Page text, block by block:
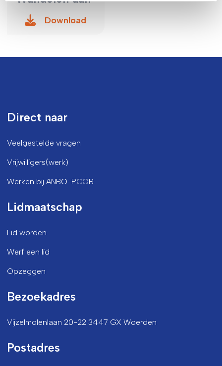
Download
Direct naar
Veelgestelde vragen
Vrijwilligers(werk)
Werken bij ANBO-PCOB
Lidmaatschap
Lid worden
Werf een lid
Opzeggen
Bezoekadres
Vijzelmolenlaan 20-22 3447 GX Woerden
Postadres